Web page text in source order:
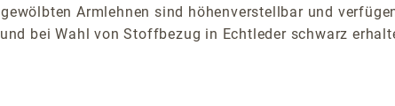
Armlehnen sind höhenverstellbar und
bei Wahl von Stoffbezug in Echtleder schwarz